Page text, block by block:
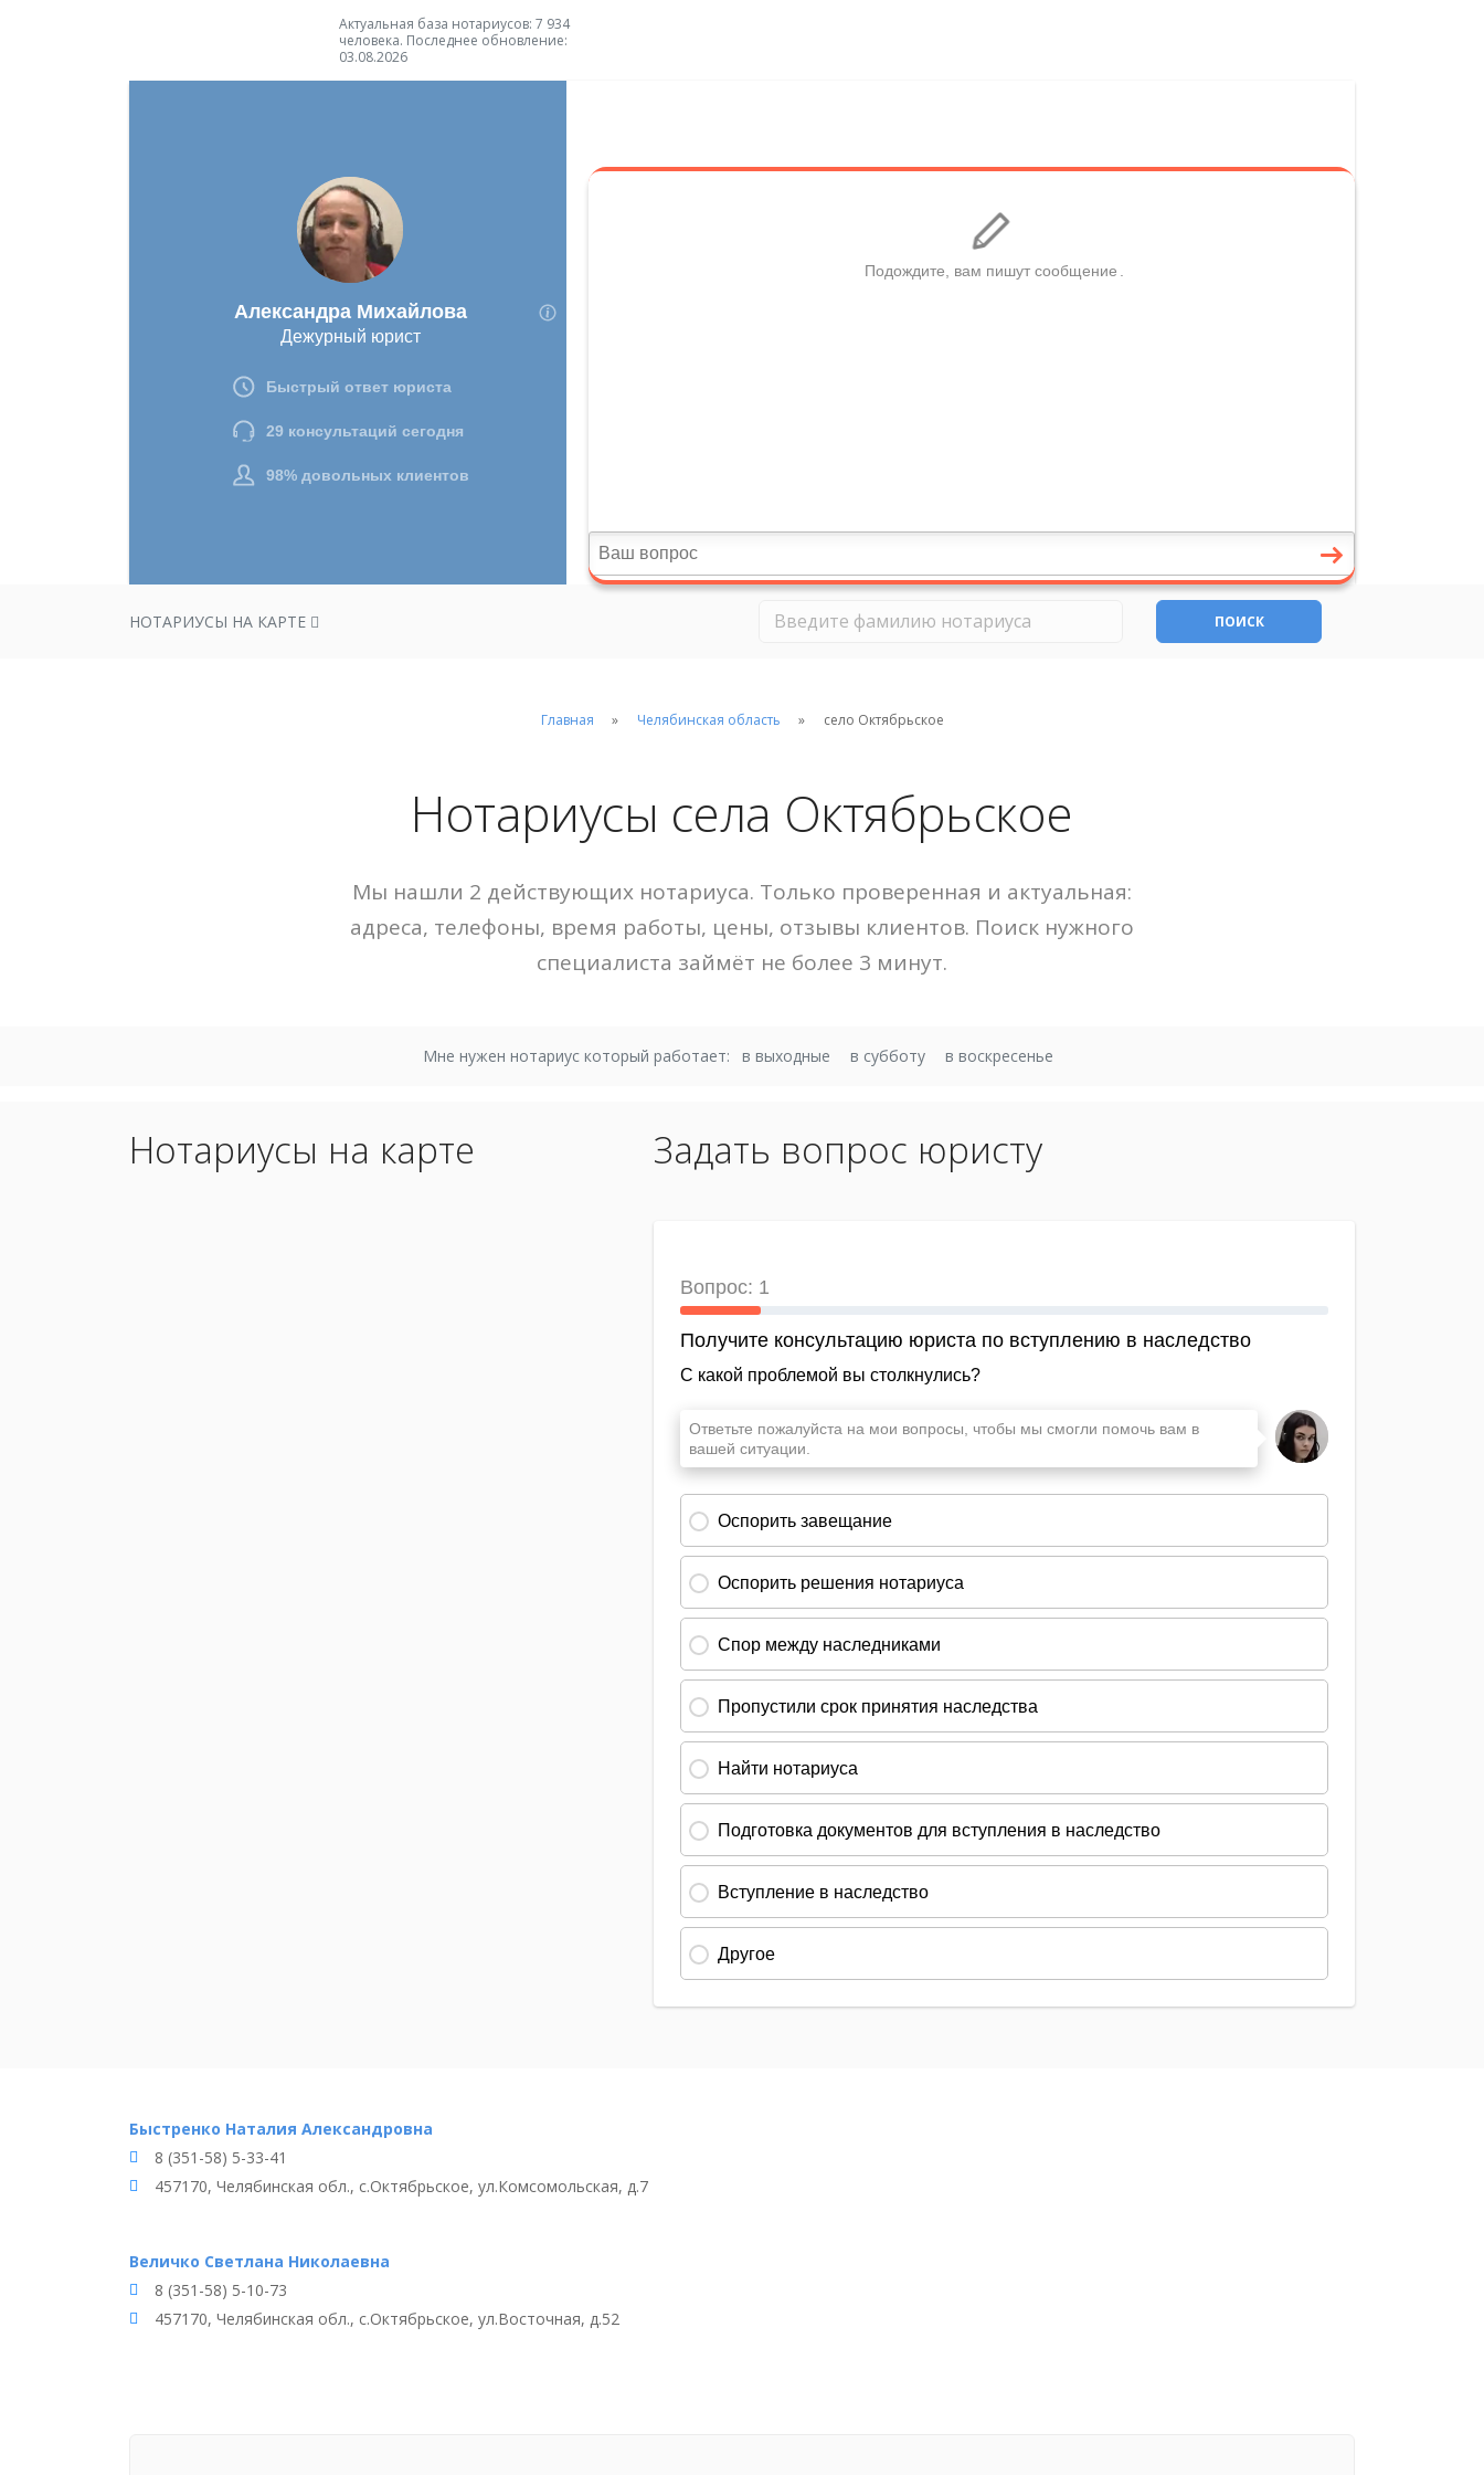
Актуальная база нотариусов: 7 934
человека. Последнее обновление:
03.08.2026
НОТАРИУСЫ НА КАРТЕ ПОИСК
Главная Челябинская область село Октябрьское
Нотариусы села Октябрьское
Мы нашли 2 действующих нотариуса. Только проверенная и актуальная:
адреса, телефоны, время работы, цены, отзывы клиентов. Поиск нужного
специалиста займёт не более 3 минут.
Мне нужен нотариус который работает: в выходные в субботу в воскресенье
Нотариусы на карте Задать вопрос юристу
Быстренко Наталия Александровна
8 (351-58) 5-33-41
457170, Челябинская обл., с.Октябрьское, ул.Комсомольская, д.7
Величко Светлана Николаевна
8 (351-58) 5-10-73
457170, Челябинская обл., с.Октябрьское, ул.Восточная, д.52